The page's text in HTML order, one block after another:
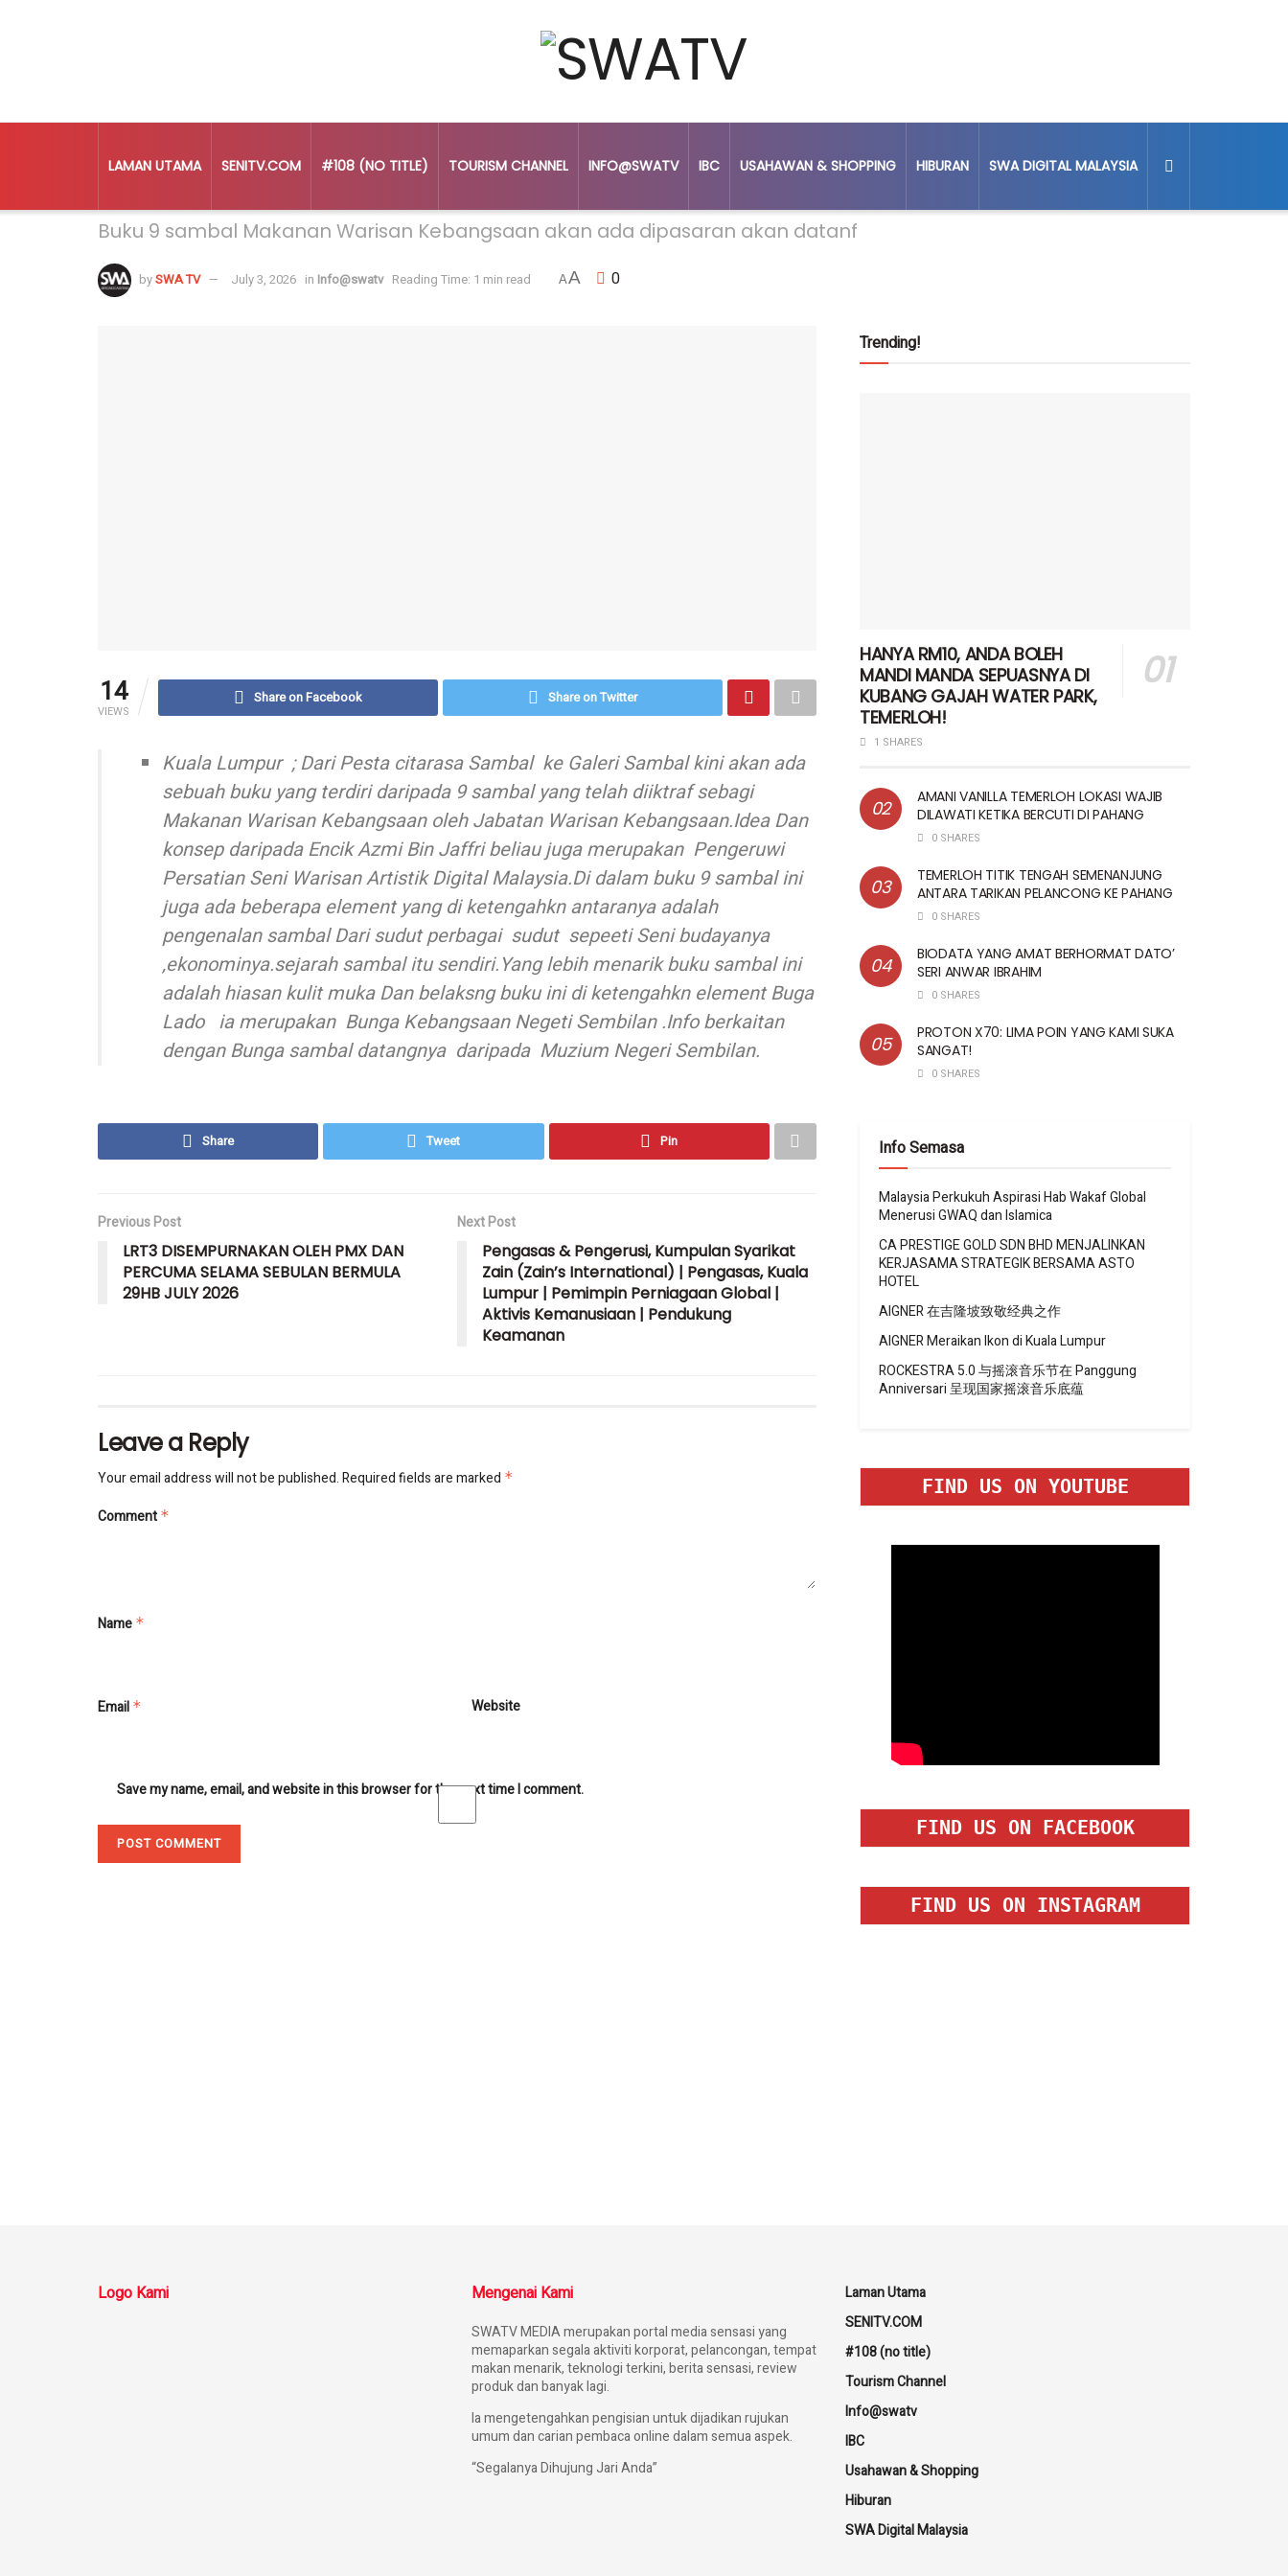
LAMAN UTAMA SENITV.COM #108 (NO TITLE) TOURISM CHANNEL INFO@SWATV IBC USAHAWAN & SHOPPING HIBURAN SWA DIGITAL MALAYSIA
Buku 9 sambal Makanan Warisan Kebangsaan akan ada dipasaran akan datanf
bySWA TV July 3, 2026 in Info@swatv Reading Time: 1 min read AA 0
14
VIEWS
Share on Facebook Share on Twitter
Kuala Lumpur ; Dari Pesta citarasa Sambal ke Galeri Sambal kini akan ada
sebuah buku yang terdiri daripada 9 sambal yang telah diiktraf sebagi
Makanan Warisan Kebangsaan oleh Jabatan Warisan Kebangsaan.Idea Dan
konsep daripada Encik Azmi Bin Jaffri beliau juga merupakan Pengeruwi
Persatian Seni Warisan Artistik Digital Malaysia.Di dalam buku 9 sambal ini
juga ada beberapa element yang di ketengahkn antaranya adalah
pengenalan sambal Dari sudut perbagai sudut sepeeti Seni budayanya
,ekonominya.sejarah sambal itu sendiri.Yang lebih menarik buku sambal ini
adalah hiasan kulit muka Dan belaksng buku ini di ketengahkn element Buga
Lado ia merupakan Bunga Kebangsaan Negeti Sembilan .Info berkaitan
dengan Bunga sambal datangnya daripada Muzium Negeri Sembilan.
Share Tweet Pin
Previous Post
LRT3 DISEMPURNAKAN OLEH PMX DAN
PERCUMA SELAMA SEBULAN BERMULA
29HB JULY 2026
Next Post
Pengasas & Pengerusi, Kumpulan Syarikat
Zain (Zain’s International) | Pengasas, Kuala
Lumpur | Pemimpin Perniagaan Global |
Aktivis Kemanusiaan | Pendukung
Keamanan
Leave a Reply
Your email address will not be published.Required fields are marked *
Comment *
Name *
Email * Website
Save my name, email, and website in this browser for the next time I comment.
Trending!
HANYA RM10, ANDA BOLEH
MANDI MANDA SEPUASNYA DI
KUBANG GAJAH WATER PARK,
TEMERLOH!
1 SHARES
AMANI VANILLA TEMERLOH LOKASI WAJIB
DILAWATI KETIKA BERCUTI DI PAHANG
0 SHARES
TEMERLOH TITIK TENGAH SEMENANJUNG
ANTARA TARIKAN PELANCONG KE PAHANG
0 SHARES
BIODATA YANG AMAT BERHORMAT DATO’
SERI ANWAR IBRAHIM
0 SHARES
PROTON X70: LIMA POIN YANG KAMI SUKA
SANGAT!
0 SHARES
Info Semasa
Malaysia Perkukuh Aspirasi Hab Wakaf Global
Menerusi GWAQ dan Islamica
CA PRESTIGE GOLD SDN BHD MENJALINKAN
KERJASAMA STRATEGIK BERSAMA ASTO
HOTEL
AIGNER 在吉隆坡致敬经典之作
AIGNER Meraikan Ikon di Kuala Lumpur
ROCKESTRA 5.0 与摇滚音乐节在 Panggung
Anniversari 呈现国家摇滚音乐底蕴
FIND US ON YOUTUBE
FIND US ON FACEBOOK
FIND US ON INSTAGRAM
Logo Kami Mengenai Kami
SWATV MEDIA merupakan portal media sensasi yang
memaparkan segala aktiviti korporat, pelancongan, tempat
makan menarik, teknologi terkini, berita sensasi, review
produk dan banyak lagi.
Ia mengetengahkan pengisian untuk dijadikan rujukan
umum dan carian pembaca online dalam semua aspek.
“Segalanya Dihujung Jari Anda”
Laman Utama
SENITV.COM
#108 (no title)
Tourism Channel
Info@swatv
IBC
Usahawan & Shopping
Hiburan
SWA Digital Malaysia